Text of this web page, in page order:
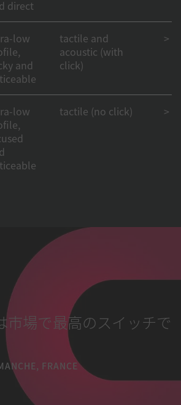
direct
low
and
tactile and
acoustic (with
click)
>
low
tactile (no click) >
市場で最高のスイッチで
FRANCE